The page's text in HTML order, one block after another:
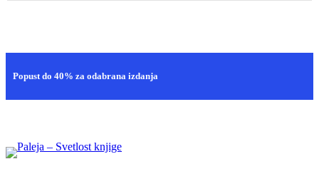
Popust do 40% za odabrana izdanja